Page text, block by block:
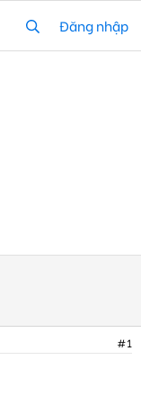
Đăng nhập
#1